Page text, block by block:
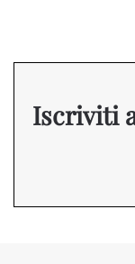
Iscriviti